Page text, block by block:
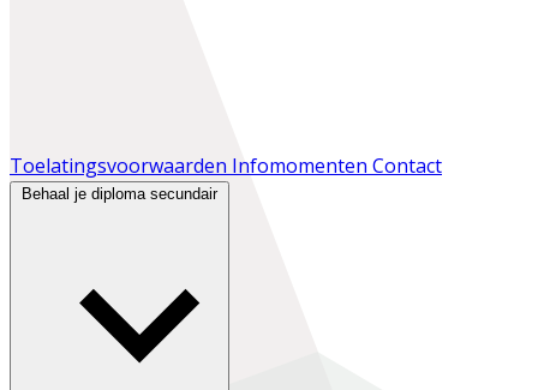
Toelatingsvoorwaarden Infomomenten Contact
Behaal je diploma secundair